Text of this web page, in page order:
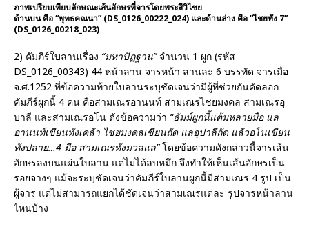
ภาพเปรียบเทียบลักษณะเส้นอักษรที่จารโดยพระสีวิไชย
ด้านบน คือ “พุทธคณนา” (DS_0126_00222_024) และด้านล่าง คือ “ไชยทัง 7”
(DS_0126_00218_023)
2) คัมภีร์ใบลานเรื่อง “มหาปัฏฐาน”จำนวน 1 ผูก (รหัส
DS_0126_00343) 44 หน้าลาน จารหน้า ลานละ 6 บรรทัด จารเมื่อ
จ.ศ.1252 ที่ข้อความท้ายใบลานระบุชัดเจนว่ามีผู้ที่ช่วยกันคัดลอก
คัมภีร์ผูกนี้ 4 คน คือสามเณรอานนท์ สามเณรไชยมงคล สามเณรอุ
บาลี และสามเณรอโน ดังข้อความว่า “ธัมม์ผูกนี้แต้มหลายมือ แล
อานนท์เขียนทังเคล้า ไชยมงคลเขียนถัด แลอุปาลีถัด แล้วอโนเขียน
ทังปลาย…4 มือ สามเณรทังมวลแล”โดยข้อความดังกล่าวนี้จารเส้น
อักษรลงบนแผ่นใบลาน แต่ไม่ได้ลบหมึก จึงทำให้เห็นเส้นอักษรเป็น
รอยจางๆ แม้จะระบุชัดเจนว่าคัมภีร์ใบลานผูกนี้มีสามเณร 4 รูป เป็น
ผู้จาร แต่ไม่สามารถแยกได้ชัดเจนว่าสามเณรแต่ละ รูปจารหน้าลาน
ไหนบ้าง